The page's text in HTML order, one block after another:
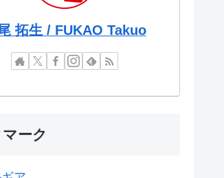
拓生 / FUKAO Takuo
ーク